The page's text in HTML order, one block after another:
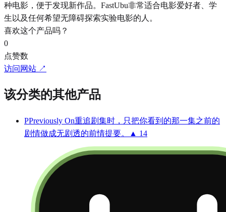
种电影，便于发现新作品。FastUbu非常适合电影爱好者、学
生以及任何希望无障碍探索实验电影的人。
喜欢这个产品吗？
0
点赞数
访问网站 ↗
该分类的其他产品
PPreviously On重追剧集时，只把你看到的那一集之前的
剧情做成无剧透的前情提要。
▲ 14